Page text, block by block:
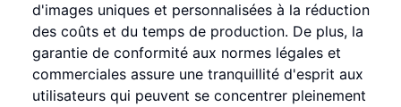
d'images uniques et personnalisées à la réduction
des coûts et du temps de production. De plus, la
garantie de conformité aux normes légales et
commerciales assure une tranquillité d'esprit aux
utilisateurs qui peuvent se concentrer pleinement